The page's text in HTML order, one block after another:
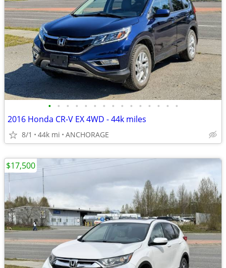
• • • • • • • • • • • • • • •
2016 Honda CR-V EX 4WD - 44k miles
8/1 44k mi ANCHORAGE
$17,500